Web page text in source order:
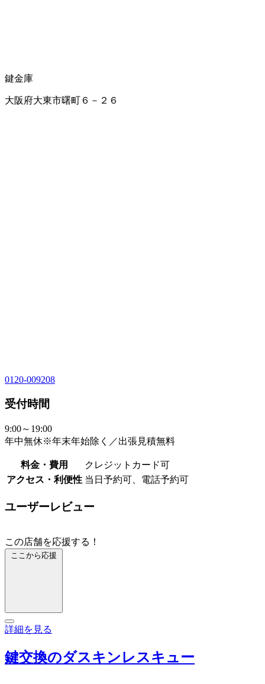
鍵金庫
大阪府大東市曙町６－２６
0120-009208
受付時間
9:00～19:00
年中無休※年末年始除く／出張見積無料
料金・費用
クレジットカード可
アクセス・利便性 当日予約可、電話予約可
ユーザーレビュー
この店舗を応援する！
ここから応援
詳細を見る
鍵交換のダスキンレスキュー